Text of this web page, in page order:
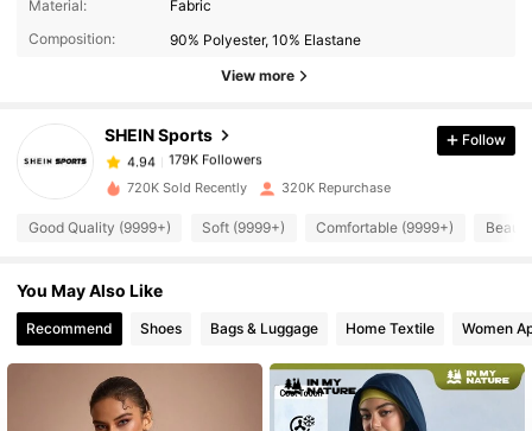
Material:
Fabric
Composition:
90% Polyester, 10% Elastane
View more
SHEIN Sports
179K Followers
179K Followers
s***r paid1 day ago
4.94 179K Followers
4.94
179K Followers
Follow
720K Sold Recently 320K Repurchase
Good Quality (9999+) Soft (9999+) Comfortable (9999+)
You May Also Like
Recommend Shoes Bags & Luggage Home Textile Women